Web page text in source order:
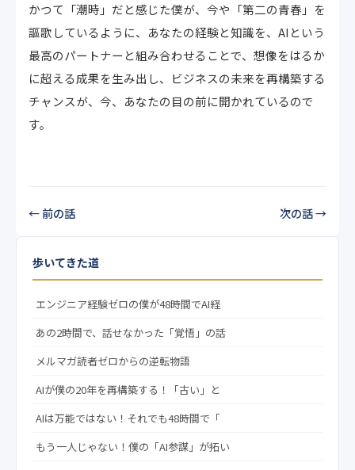
かつて「潮時」だと感じた僕が、今や「第二の青春」を
謳歌しているように、あなたの経験と知識を、AIという
最高のパートナーと組み合わせることで、想像をはるか
に超える成果を生み出し、ビジネスの未来を再構築する
チャンスが、今、あなたの目の前に開かれているので
す。
← 前の話 次の話 →
歩いてきた道
エンジニア経験ゼロの僕が48時間でAI経
あの2時間で、話せなかった「覚悟」の話
メルマガ読者ゼロからの逆転物語
AIが僕の20年を再構築する！「古い」と
AIは万能ではない！それでも48時間で「
もう一人じゃない！僕の「AI参謀」が拓い